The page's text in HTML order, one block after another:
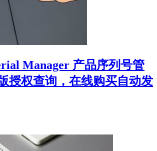
Manager 产品序列号管
授权查询，在线购买自动发